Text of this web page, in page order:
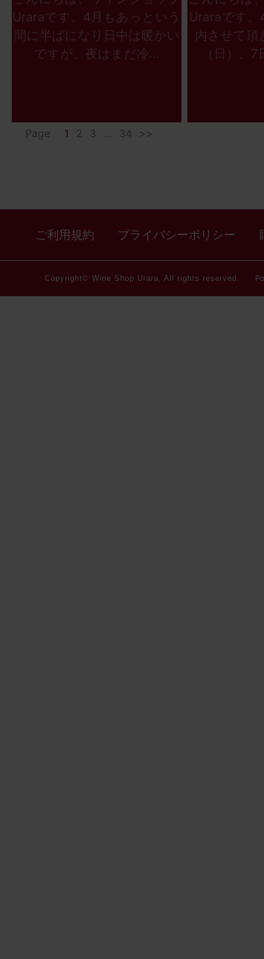
Uraraです。4月もあっという
間に半ばになり日中は暖かい
ですが。夜はまだ冷...
Uraraです。
内させて頂
（日）、
Page 1 2 3 ... 34 >>
ご利用規約 プライバシーポリシー
Copyright© Wine Shop Urara, All rights reserved.